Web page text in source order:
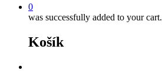
0
was successfully added to your cart.
Košík